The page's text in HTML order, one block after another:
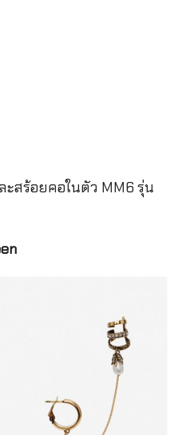
สร้อยคอในตัว MM6 รุ่น